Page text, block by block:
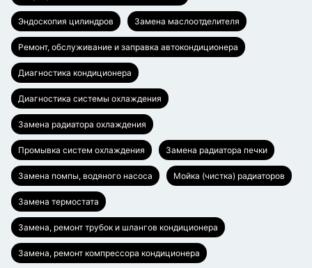
Эндоскопия цилиндров Замена маслоотделителя
Ремонт, обслуживание и заправка автокондиционера
Диагностика кондиционера
Диагностика системы охлаждения
Замена радиатора охлаждения
Промывка систем охлаждения Замена радиатора печки
Замена помпы, водяного насоса Мойка (чистка) радиаторов
Замена термостата
Замена, ремонт трубок и шлангов кондиционера
Замена, ремонт компрессора кондиционера